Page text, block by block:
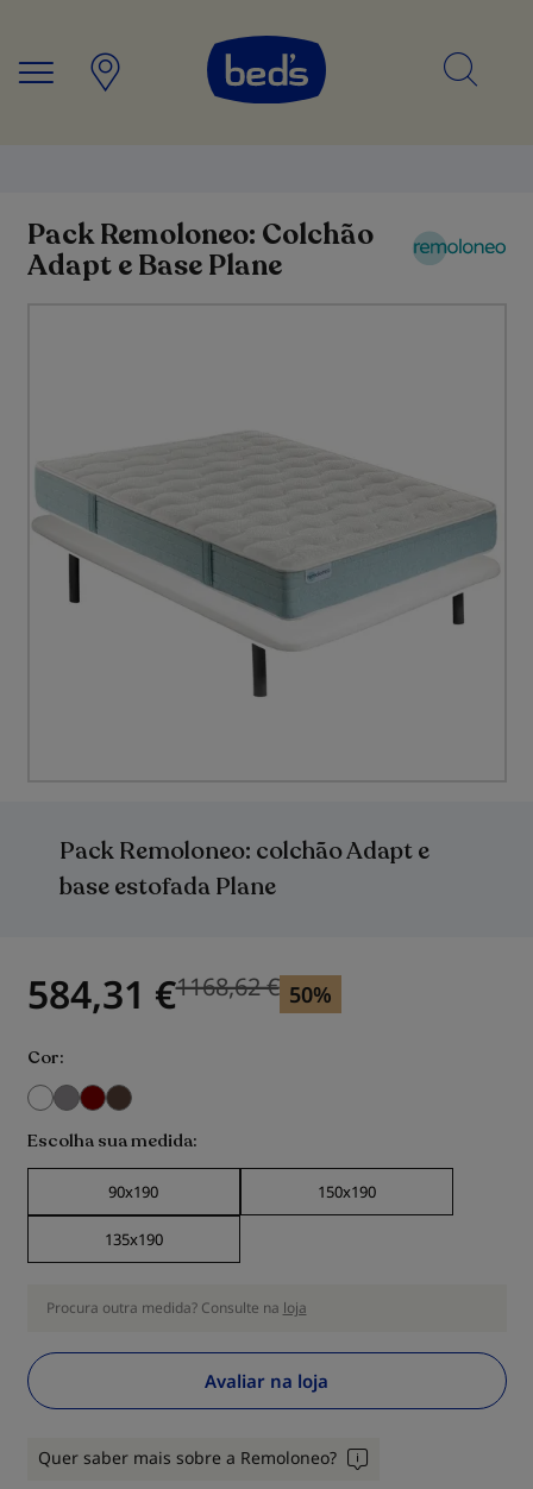
Pack Remoloneo: Colchão
Adapt e Base Plane
584,31 € Previous price
1168,62 € 50%
Cor
Escolha sua medida
90x190 150x190
135x190
Procura outra medida? Consulte na loja
Avaliar na loja
Quer saber mais sobre a Remoloneo?
imagens
início
Galeria
Pack Remoloneo: colchão Adapt e
base estofada Plane